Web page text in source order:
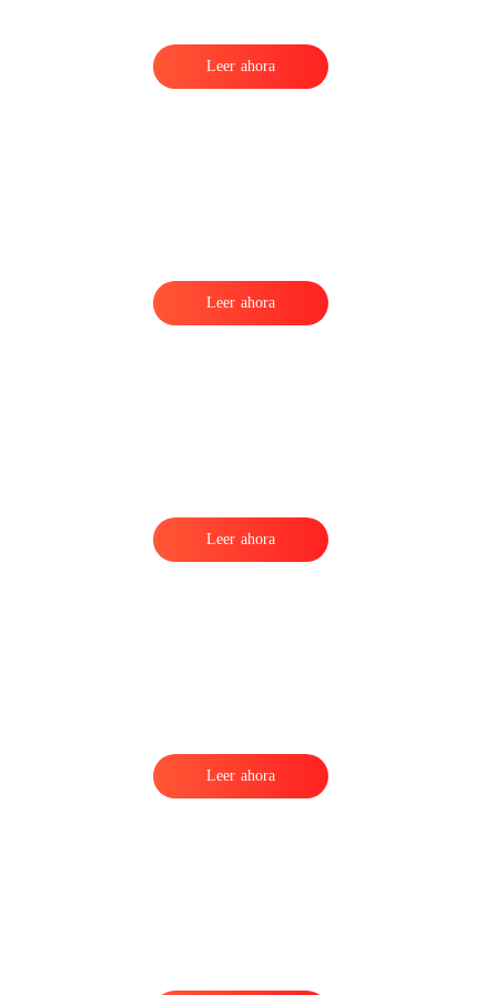
Leer ahora
Leer ahora
Leer ahora
Leer ahora